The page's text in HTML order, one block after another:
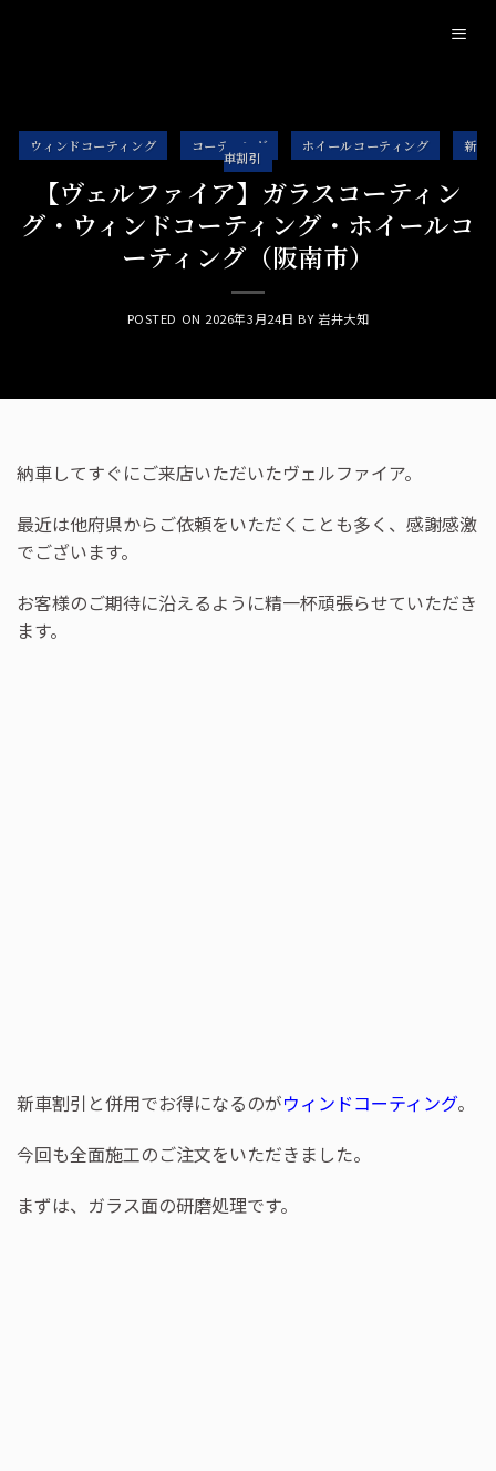
ウィンドコーティング コーティング ホイールコーティング 新
車割引
【ヴェルファイア】ガラスコーティン
グ・ウィンドコーティング・ホイールコ
ーティング（阪南市）
POSTED ON 2026年3月24日 BY岩井大知
納車してすぐにご来店いただいたヴェルファイア。
最近は他府県からご依頼をいただくことも多く、感謝感激
でございます。
お客様のご期待に沿えるように精一杯頑張らせていただき
ます。
新車割引と併用でお得になるのがウィンドコーティング。
今回も全面施工のご注文をいただきました。
まずは、ガラス面の研磨処理です。